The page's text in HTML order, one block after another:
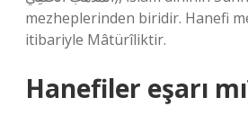
mezheplerinden biridir. Hanefi
itibariyle Mâtürîliktir.
Hanefiler eşarı